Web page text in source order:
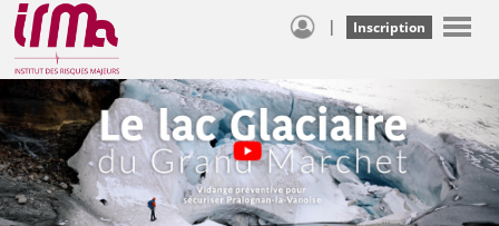
| Inscription